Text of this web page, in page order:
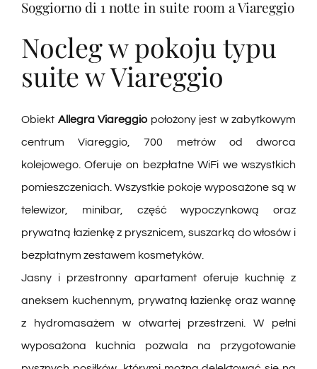
Soggiorno di 1 notte in suite room a Viareggio
Nocleg w pokoju typu
suite w Viareggio
Obiekt Allegra Viareggiopołożony jest w zabytkowym
centrum Viareggio, 700 metrów od dworca
kolejowego. Oferuje on bezpłatne WiFi we wszystkich
pomieszczeniach. Wszystkie pokoje wyposażone są w
telewizor, minibar, część wypoczynkową oraz
prywatną łazienkę z prysznicem, suszarką do włosów i
bezpłatnym zestawem kosmetyków.
Jasny i przestronny apartament oferuje kuchnię z
aneksem kuchennym, prywatną łazienkę oraz wannę
z hydromasażem w otwartej przestrzeni. W pełni
wyposażona kuchnia pozwala na przygotowanie